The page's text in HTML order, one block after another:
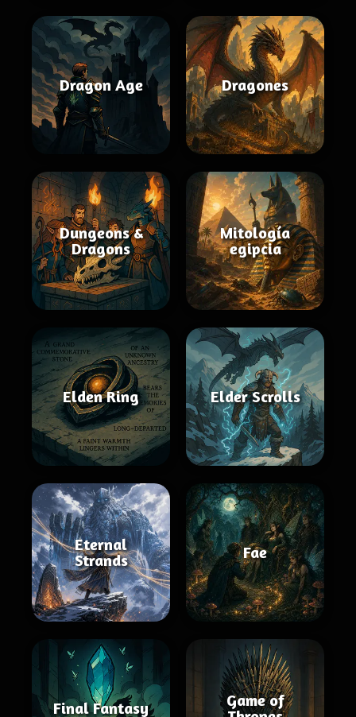
Dragon Age Dragones
Dungeons &
Dragons
Mitología
egipcia
Elden Ring Elder Scrolls
Eternal
Strands
Fae
Final Fantasy
Game of